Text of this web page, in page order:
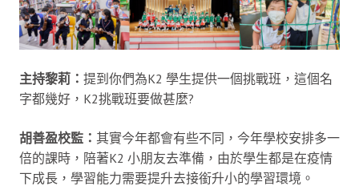
主持黎莉： 提到你們為K2 學生提供一個挑戰班，這個名
字都幾好，K2挑戰班要做甚麼?
胡善盈校監： 其實今年都會有些不同，今年學校安排多一
倍的課時，陪著K2 小朋友去準備，由於學生都是在疫情
下成長，學習能力需要提升去接銜升小的學習環境。